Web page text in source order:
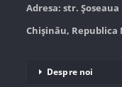
Adresa: str.
Chișinău, Republica
Despre noi